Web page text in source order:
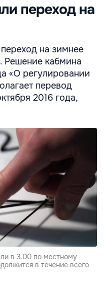
переход на
на зимнее
Решение кабмина
«О регулировании
перевод
2016 года,
в 3.00 по местному
в течение всего